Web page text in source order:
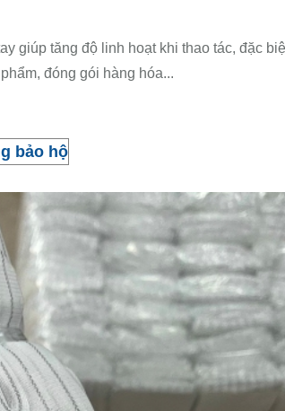
giúp tăng độ linh hoạt khi thao tác, đặc
đóng gói hàng hóa...
bảo hộ